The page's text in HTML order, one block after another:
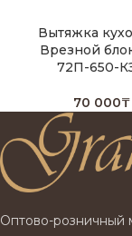
Вытяжка
Врезной
72П-650-
70 000₸
Оптово-розничный